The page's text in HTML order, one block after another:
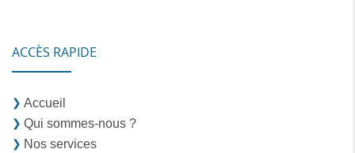
ACCÈS RAPIDE
Accueil
Qui sommes-nous ?
Nos services